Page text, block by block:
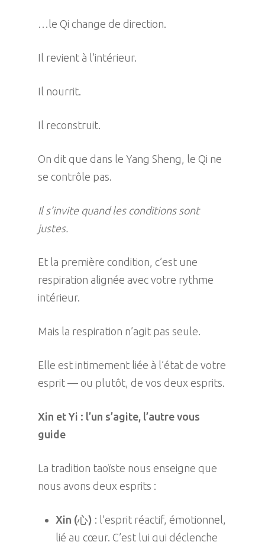
…le Qi change de direction.
Il revient à l’intérieur.
Il nourrit.
Il reconstruit.
On dit que dans le Yang Sheng, le Qi ne
se contrôle pas.
Il s’invite quand les conditions sont
justes.
Et la première condition, c’est une
respiration alignée avec votre rythme
intérieur.
Mais la respiration n’agit pas seule.
Elle est intimement liée à l’état de votre
esprit — ou plutôt, de vos deux esprits.
Xin et Yi : l’un s’agite, l’autre vous
guide
La tradition taoïste nous enseigne que
nous avons deux esprits :
Xin (心) : l’esprit réactif, émotionnel,
lié au cœur. C’est lui qui déclenche